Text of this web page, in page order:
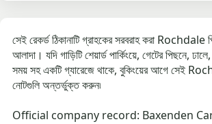
সেই রেকর্ড ঠিকানাটি গ্রাহকের সরবরাহ করা Rochdale
আলাদা। যদি গাড়িটি শেয়ার্ড পার্কিংয়ে, গেটের পিছনে,
সময় সহ একটি গ্যারেজে থাকে, বুকিংয়ের আগে সেই
নোটগুলি অন্তর্ভুক্ত করুন৷
Official company record: Baxenden